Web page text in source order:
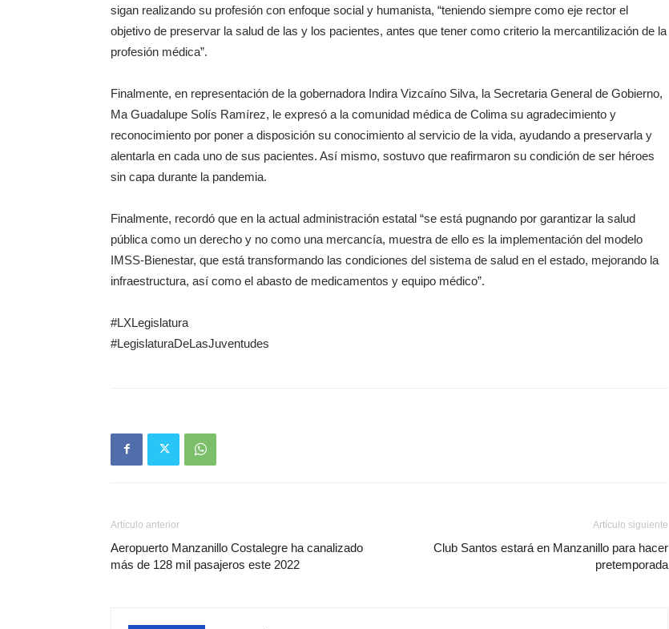
sigan realizando su profesión con enfoque social y humanista, “teniendo siempre como eje rector el
objetivo de preservar la salud de las y los pacientes, antes que tener como criterio la mercantilización de la
profesión médica”.
Finalmente, en representación de la gobernadora Indira Vizcaíno Silva, la Secretaria General de Gobierno,
Ma Guadalupe Solís Ramírez, le expresó a la comunidad médica de Colima su agradecimiento y
reconocimiento por poner a disposición su conocimiento al servicio de la vida, ayudando a preservarla y
alentarla en cada uno de sus pacientes. Así mismo, sostuvo que reafirmaron su condición de ser héroes
sin capa durante la pandemia.
Finalmente, recordó que en la actual administración estatal “se está pugnando por garantizar la salud
pública como un derecho y no como una mercancía, muestra de ello es la implementación del modelo
IMSS-Bienestar, que está transformando las condiciones del sistema de salud en el estado, mejorando la
infraestructura, así como el abasto de medicamentos y equipo médico”.
#LXLegislatura
#LegislaturaDeLasJuventudes
Artículo anterior
Aeropuerto Manzanillo Costalegre ha canalizado
más de 128 mil pasajeros este 2022
Artículo siguiente
Club Santos estará en Manzanillo para hacer
pretemporada